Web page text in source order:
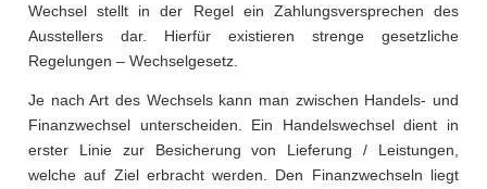
Wechsel stellt in der Regel ein Zahlungsversprechen des
Ausstellers dar. Hierfür existieren strenge gesetzliche
Regelungen – Wechselgesetz.
Je nach Art des Wechsels kann man zwischen Handels- und
Finanzwechsel unterscheiden. Ein Handelswechsel dient in
erster Linie zur Besicherung von Lieferung / Leistungen,
welche auf Ziel erbracht werden. Den Finanzwechseln liegt